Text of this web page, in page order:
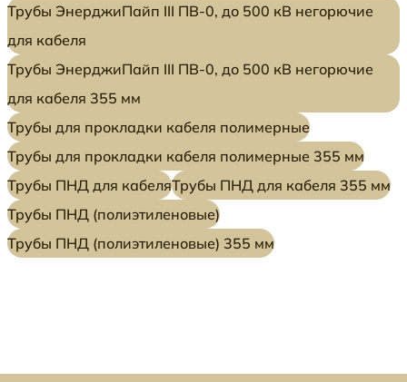
Трубы ЭнерджиПайп III ПВ-0, до 500 кВ негорючие
для кабеля
Трубы ЭнерджиПайп III ПВ-0, до 500 кВ негорючие
для кабеля 355 мм
Трубы для прокладки кабеля полимерные
Трубы для прокладки кабеля полимерные 355 мм
Трубы ПНД для кабеляТрубы ПНД для кабеля 355 мм
Трубы ПНД (полиэтиленовые)
Трубы ПНД (полиэтиленовые) 355 мм